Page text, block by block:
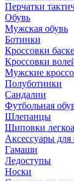
Перчатки
Обувь
Мужская обувь
Ботинки
Кроссовки
Кроссовки
Мужские
Полуботинки
Сандалии
Футбольная
Шлепанцы
Шиповки
Аксессуары для
Гамаши
Ледоступы
Носки